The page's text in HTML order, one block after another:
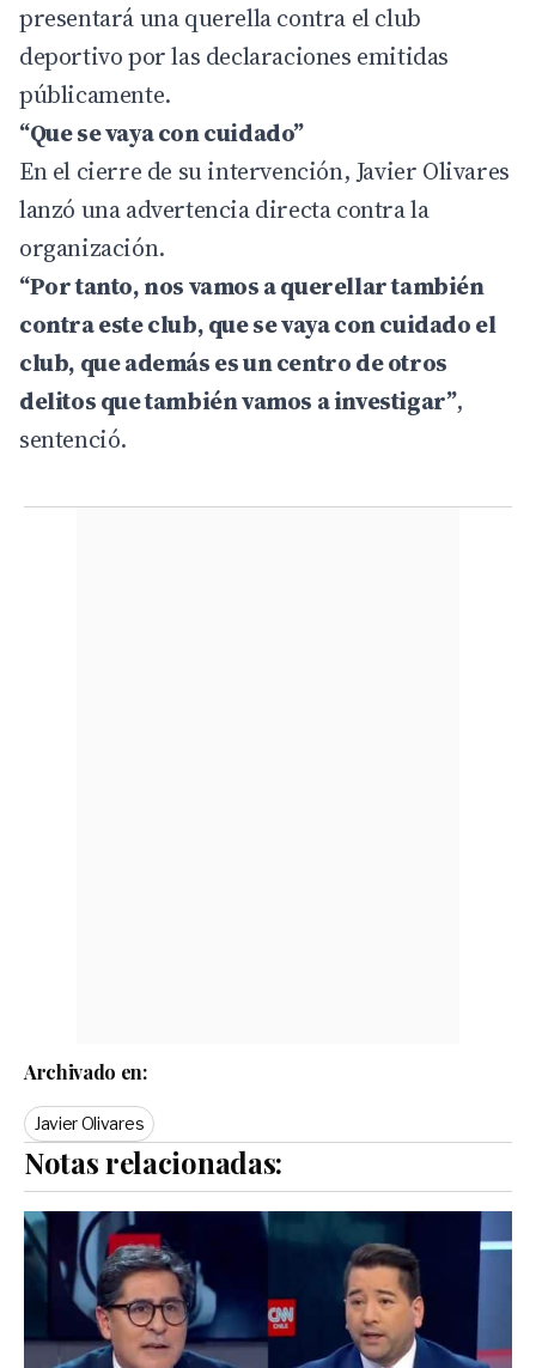
presentará una querella contra el club
deportivo por las declaraciones emitidas
públicamente.
“Que se vaya con cuidado”
En el cierre de su intervención, Javier Olivares
lanzó una advertencia directa contra la
organización.
“Por tanto, nos vamos a querellar también
contra este club, que se vaya con cuidado el
club, que además es un centro de otros
delitos que también vamos a investigar”,
sentenció.
Archivado en:
Javier Olivares
Notas relacionadas: